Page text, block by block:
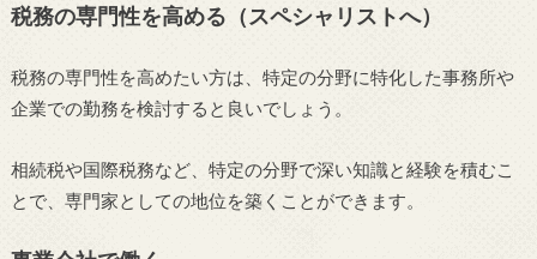
税務の専門性を高める（スペシャリストへ）
税務の専門性を高めたい方は、特定の分野に特化した事務所や
企業での勤務を検討すると良いでしょう。
相続税や国際税務など、特定の分野で深い知識と経験を積むこ
とで、専門家としての地位を築くことができます。